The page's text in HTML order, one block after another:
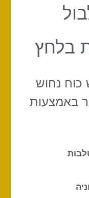
בלחץ
כוח נחוש
באמצעות